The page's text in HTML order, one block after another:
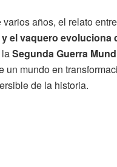
años, el relato
el vaquero
Segunda Guerra
un mundo en
de la historia.